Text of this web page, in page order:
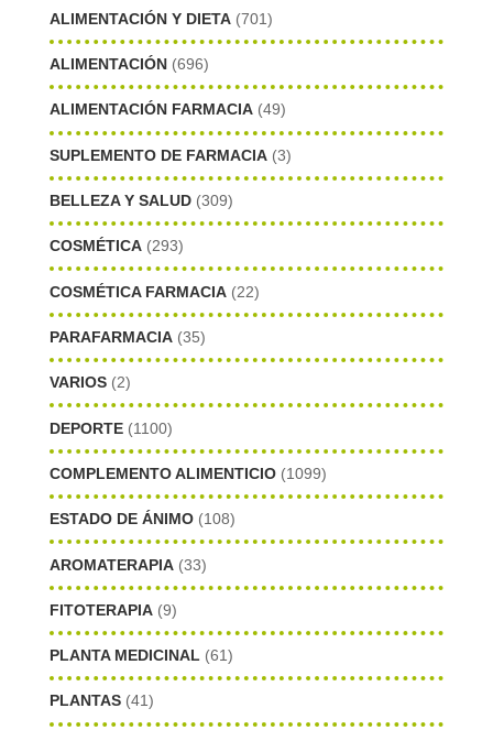
ALIMENTACIÓN Y DIETA (701)
ALIMENTACIÓN (696)
ALIMENTACIÓN FARMACIA (49)
SUPLEMENTO DE FARMACIA (3)
BELLEZA Y SALUD (309)
COSMÉTICA (293)
COSMÉTICA FARMACIA (22)
PARAFARMACIA (35)
VARIOS (2)
DEPORTE (1100)
COMPLEMENTO ALIMENTICIO (1099)
ESTADO DE ÁNIMO (108)
AROMATERAPIA (33)
FITOTERAPIA (9)
PLANTA MEDICINAL (61)
PLANTAS (41)